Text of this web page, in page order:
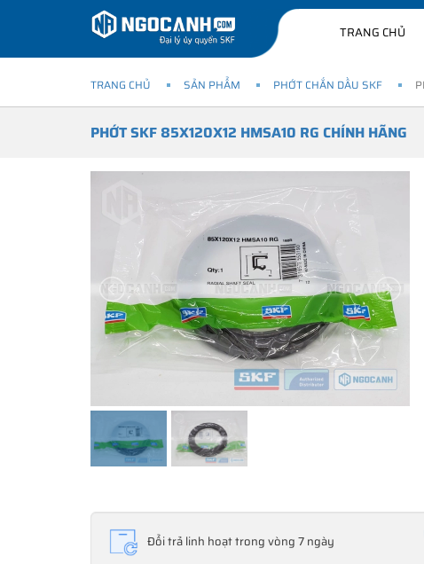
TRANG CHỦ
TRANG CHỦ SẢN PHẨM PHỚT CHẮN DẦU SKF
PHỚT SKF 85X120X12 HMSA10 RG CHÍNH HÃNG
Đổi trả linh hoạt trong vòng 7 ngày